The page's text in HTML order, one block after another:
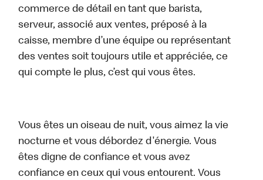
commerce de détail en tant que barista,
serveur, associé aux ventes, préposé à la
caisse, membre d’une équipe ou représentant
des ventes soit toujours utile et appréciée, ce
qui compte le plus, c’est qui vous êtes.
Vous êtes un oiseau de nuit, vous aimez la vie
nocturne et vous débordez d'énergie. Vous
êtes digne de confiance et vous avez
confiance en ceux qui vous entourent. Vous